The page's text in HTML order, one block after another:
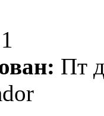
1
Пт